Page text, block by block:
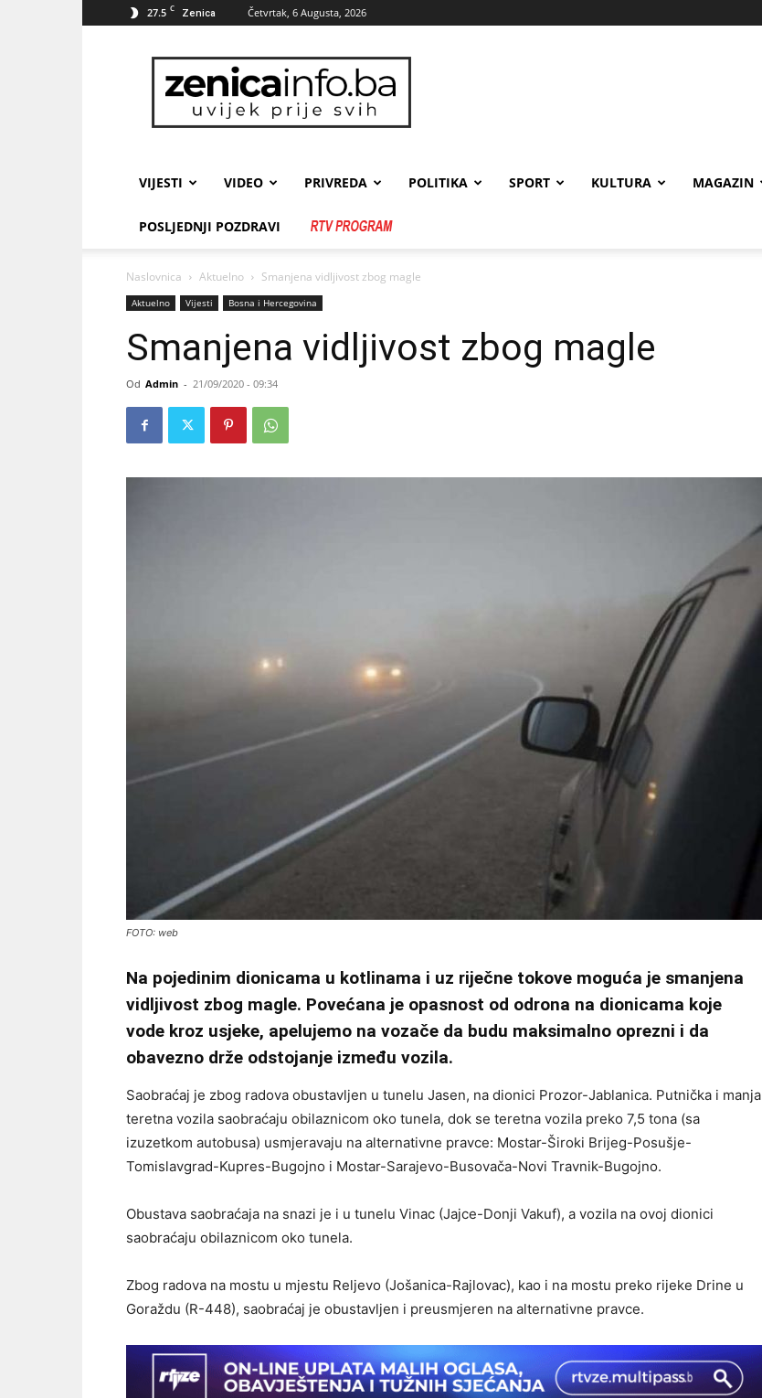
27.5 C Zenica Četvrtak, 6 Augusta, 2026
zenicainfo.ba
VIJESTI VIDEO PRIVREDA POLITIKA SPORT KULTURA MAGAZIN
POSLJEDNJI POZDRAVI
Naslovnica Aktuelno Smanjena vidljivost zbog magle
Aktuelno Vijesti Bosna i Hercegovina
Smanjena vidljivost zbog magle
Od Admin - 21/09/2020 - 09:34
FOTO: web
Na pojedinim dionicama u kotlinama i uz riječne tokove moguća je smanjena
vidljivost zbog magle. Povećana je opasnost od odrona na dionicama koje
vode kroz usjeke, apelujemo na vozače da budu maksimalno oprezni i da
obavezno drže odstojanje između vozila.
Saobraćaj je zbog radova obustavljen u tunelu Jasen, na dionici Prozor-Jablanica. Putnička i manja
teretna vozila saobraćaju obilaznicom oko tunela, dok se teretna vozila preko 7,5 tona (sa
izuzetkom autobusa) usmjeravaju na alternativne pravce: Mostar-Široki Brijeg-Posušje-
Tomislavgrad-Kupres-Bugojno i Mostar-Sarajevo-Busovača-Novi Travnik-Bugojno.
Obustava saobraćaja na snazi je i u tunelu Vinac (Jajce-Donji Vakuf), a vozila na ovoj dionici
saobraćaju obilaznicom oko tunela.
Zbog radova na mostu u mjestu Reljevo (Jošanica-Rajlovac), kao i na mostu preko rijeke Drine u
Goraždu (R-448), saobraćaj je obustavljen i preusmjeren na alternativne pravce.